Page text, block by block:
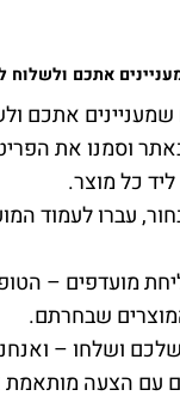
אתכם ולשלוח
אתכם
באתר וסמנו את
ליד כל מוצר.
עברו לעמוד
מועדפים –
שבחרתם.
ושלחו –
עם הצעה מותאמת